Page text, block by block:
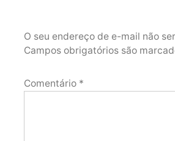
O seu endereço de e-mail não
Campos obrigatórios são
Comentário *